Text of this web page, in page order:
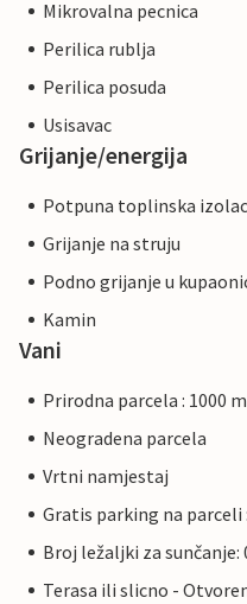
Mikrovalna pecnica
Perilica rublja
Perilica posuda
Usisavac
Grijanje/energija
Potpuna toplinska
Grijanje na struju
Podno grijanje u
Kamin
Vani
Prirodna parcela : 1000
Neogradena parcela
Vrtni namjestaj
Gratis parking na parceli
Broj ležaljki za sunčanje:
Terasa ili slicno -